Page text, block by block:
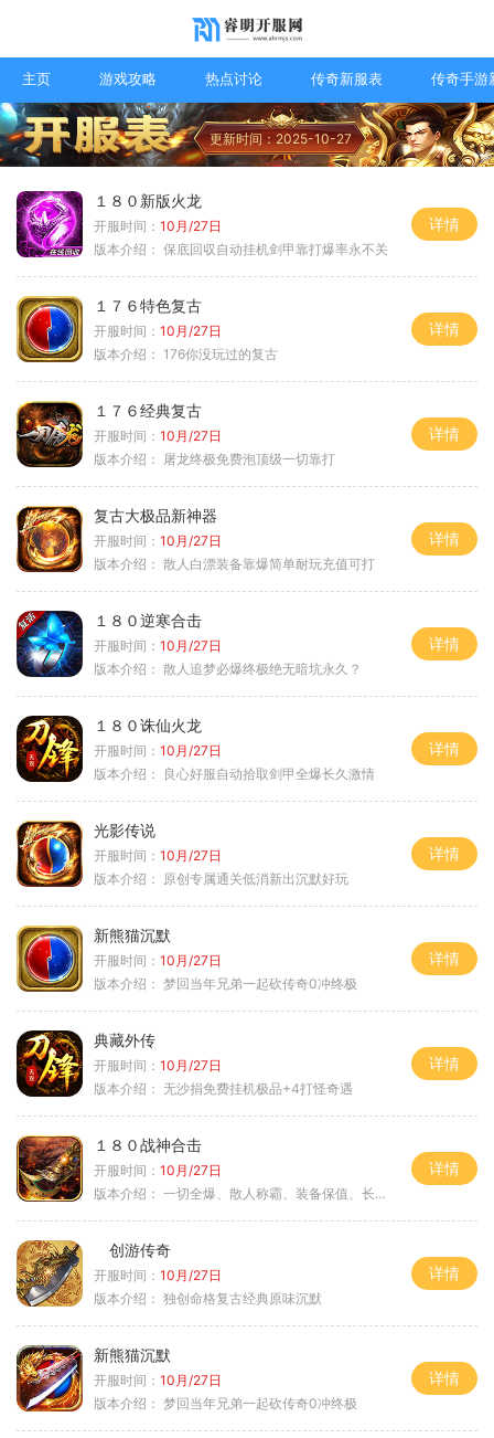
主页 游戏攻略 热点讨论 传奇新服表 传奇手游
更新时间：2025-10-27
１８０新版火龙
开服时间： 10月/27日
版本介绍： 保底回収自动挂机剑甲靠打爆率永不关
详情
１７６特色复古
开服时间： 10月/27日
版本介绍： 176你没玩过的复古
详情
１７６经典复古
开服时间： 10月/27日
版本介绍： 屠龙终极免费泡顶级一切靠打
详情
复古大极品新神器
开服时间： 10月/27日
版本介绍： 散人白漂装备靠爆简单耐玩充值可打
详情
１８０逆寒合击
开服时间： 10月/27日
版本介绍： 散人追梦必爆终极绝无暗坑永久？
详情
１８０诛仙火龙
开服时间： 10月/27日
版本介绍：
良心好服自动拾取剑甲全爆长久激情
详情
光影传说
开服时间： 10月/27日
版本介绍： 原创专属通关低消新出沉默好玩
详情
新熊猫沉默
开服时间： 10月/27日
版本介绍： 梦回当年兄弟一起砍传奇0冲终极
详情
典藏外传
开服时间： 10月/27日
版本介绍： 无沙捐免费挂机极品+4打怪奇遇
详情
１８０战神合击
开服时间： 10月/27日
版本介绍： 一切全爆、散人称霸、装备保值、长期耐玩
详情
创游传奇
开服时间： 10月/27日
版本介绍： 独创命格复古经典原味沉默
详情
新熊猫沉默
开服时间： 10月/27日
版本介绍： 梦回当年兄弟一起砍传奇0冲终极
详情